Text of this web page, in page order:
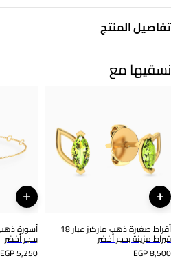
تفاصيل المنتج
ذهب أصفر 18 قيراط
رقم الموديل
111050300072421
نسقيها مع
أقراط صغيرة ذهب ماركيز عيار 18
قيراط مزينة بحجر أخضر
EGP 8,500
بحجر أخضر
EGP 5,250